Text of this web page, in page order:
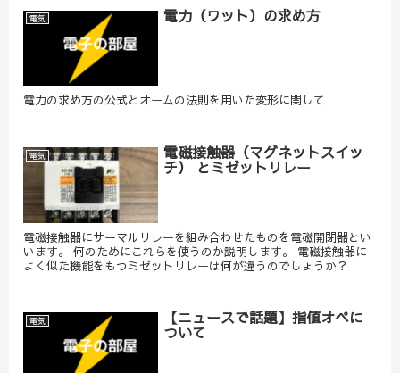
電気 電力（ワット）の求め方
電力の求め方の公式とオームの法則を用いた変形に関して
電気 電磁接触器（マグネットスイッ
チ） とミゼットリレー
電磁接触器にサーマルリレーを組み合わせたものを電磁開閉器とい
います。 何のためにこれらを使うのか説明します。 電磁接触器に
よく似た機能をもつミゼットリレーは何が違うのでしょうか？
電気 【ニュースで話題】指値オペに
ついて